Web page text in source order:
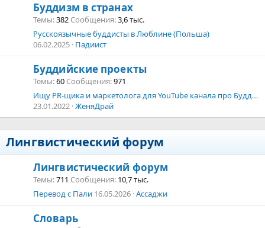
Буддизм в странах
Темы 382 Сообщения 3,6 тыс.
Русскоязычные буддисты в Люблине (Польша)
06.02.2025 Падиист
Буддийские проекты
Темы 60 Сообщения 971
Ищу PR-щика и маркетолога для YouTube канала про Буддизм
23.01.2022 ЖеняДрай
Лингвистический форум
Лингвистический форум
Темы 711 Сообщения 10,7 тыс.
Перевод с Пали 16.05.2026 Ассаджи
Словарь